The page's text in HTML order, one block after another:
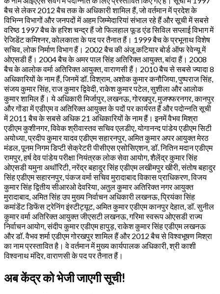
बैच से लेकर 2012 बैच तक के अधिकारी शामिल हैं, जो वर्तमान में प्रदेश के
विभिन्न विभागों और जनपदों में अहम जिम्मेदारियां संभाल रहे हैं और सूची में सबसे
वरिष्ठ 1997 बैच के हरिश चन्द्र हैं जो फिलहाल फूड एंड सिविल सप्लाई विभाग में
रेजिडेंट कमिश्नर, कोलकाता के पद पर तैनात हैं। 1999 बैच के प्रभूनाथ विशेष
सचिव, लोक निर्माण विभाग हैं। 2002 बैच की अंजू कटियार बोर्ड ऑफ रेवेन्यू में
ओएसडी हैं। 2004 बैच के अमर पाल सिंह अतिरिक्त आयुक्त, बांदा हैं। 2008
बैच के आलोक वर्मा अतिरिक्त आयुक्त, वाराणसी हैं। 2010 बैच से सबसे ज्यादा 8
अधिकारियों के नाम हैं, जिनमें डॉ. विश्राम, अशोक कुमार कनौजिया, पुष्पराज सिंह,
संजय कुमार सिंह, राज कुमार द्विवेदी, राकेश कुमार पटेल, सुशीला और आलोक
कुमार शामिल हैं। ये अधिकारी मिर्जापुर, लखनऊ, गोरखपुर, मुजफ्फरनगर, कानपुर
और गोंडा में एडीएम व अतिरिक्त आयुक्त के पदों पर कार्यरत हैं और पदोन्नति सूची
में 2011 बैच के सबसे अधिक 21 अधिकारियों के नाम हैं। इनमें वैभव मिश्रा
एडीएम कुशीनगर, विवेक श्रीवास्तव सचिव एलडीए, योगानन्द पांडेय एडीएम सिटी
अयोध्या, प्रदीप कुमार यादव एडीएम सहारनपुर, अमित कुमार अपर आयुक्त मेरठ
मंडल, पूनम निगम डिप्टी सेक्रेटरी पीसीएस एसोसिएशन, डॉ. नितिन मदान एडीएम
रामपुर, हर्ष देव पांडेय परीक्षा नियंत्रक लोक सेवा आयोग, शैलेंद्र कुमार सिंह
ओएसडी यमुना अथॉरिटी, नरेंद्र बहादुर सिंह एडीएम लखीमपुर खीरी, संतोष बहादुर
सिंह एडीएम सहारनपुर, पंकज वर्मा सचिव मुरादाबाद विकास प्राधिकरण, विजय
कुमार सिंह द्वितीय सीआरओ देवरिया, अतुल कुमार अतिरिक्त नगर आयुक्त
मुरादाबाद, अमित सिंह उप मुख्य निर्वाचन अधिकारी लखनऊ, प्रियंका सिंह
कमांडेंट डिफेंस ट्रेनिंग इंस्टीट्यूट, अमित कुमार एडीएम कानपुर देहात, डॉ. सुनील
कुमार वर्मा अतिरिक्त आयुक्त जीएसटी लखनऊ, गरिमा स्वरूप ओएसडी राज्य
निर्वाचन आयोग, संदीप कुमार एडीएम हापुड़, राकेश कुमार सिंह एडीएम लखनऊ
और डॉ. वैभव शर्मा एडीएम गोरखपुर शामिल हैं और 2012 बैच से विश्वभूषण मिश्रा
का नाम प्रस्तावित है। वे वर्तमान में मुख्य कार्यपालक अधिकारी, श्री काशी
विश्वनाथ मंदिर, वाराणसी के पद पर तैनात हैं।
अब केंद्र को भेजी जाएगी सूची!